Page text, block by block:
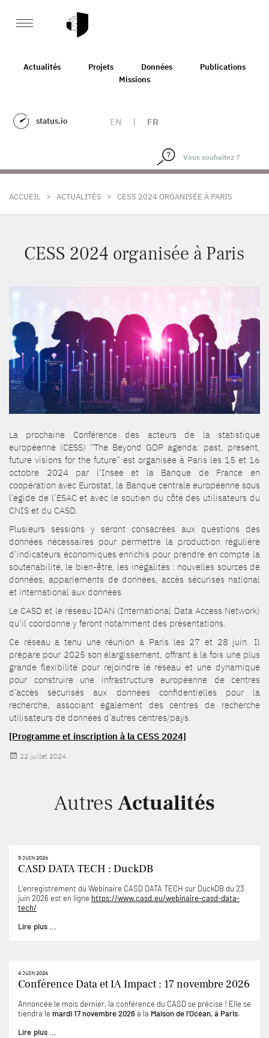
Actualités Projets Données
Publications
Missions
status.io EN | FR
ACCUEIL > ACTUALITÉS > CESS 2024 ORGANISÉE À PARIS
CESS 2024 organisée à Paris
La prochaine Conférence des acteurs de la statistique
européenne (CESS) “The Beyond GDP agenda: past, present,
future visions for the future” est organisée à Paris les 15 et 16
octobre 2024 par l’Insee et la Banque de France en
coopération avec Eurostat, la Banque centrale européenne sous
l’égide de l’ESAC et avec le soutien du côté des utilisateurs du
CNIS et du CASD.
Plusieurs sessions y seront consacrées aux questions des
données nécessaires pour permettre la production régulière
d’indicateurs économiques enrichis pour prendre en compte la
soutenabilité, le bien-être, les inégalités : nouvelles sources de
données, appariements de données, accès sécurisés national
et international aux données.
Le CASD et le réseau IDAN (International Data Access Network)
qu’il coordonne y feront notamment des présentations.
Ce réseau a tenu une réunion à Paris les 27 et 28 juin. Il
prépare pour 2025 son élargissement, offrant à la fois une plus
grande flexibilité pour rejoindre le réseau et une dynamique
pour construire une infrastructure européenne de centres
d’accès sécurisés aux données confidentielles pour la
recherche, associant également des centres de recherche
utilisateurs de données d’autres centres/pays.
[Programme et inscription à la CESS 2024]
Publié
22 juillet 2024
Autres Actualités
5 JUIN 2026
CASD DATA TECH : DuckDB
L’enregistrement du Webinaire CASD DATA TECH sur DuckDB du 23
juin 2026 est en ligne https://www.casd.eu/webinaire-casd-data-
tech/
Lire plus ...
4 JUIN 2026
Conférence Data et IA Impact : 17 novembre 2026
Annoncée le mois dernier, la conférence du CASD se précise ! Elle se
tiendra le mardi 17 novembre 2026à la Maison de l’Océan, à Paris.
Lire plus ...